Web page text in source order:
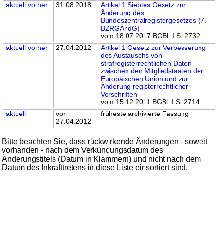
aktuell vorher 31.08.2018
Artikel 1 Siebtes Gesetz zur
Änderung des
Bundeszentralregistergesetzes (7.
BZRGÄndG)
vom 18.07.2017 BGBl. I S. 2732
aktuell vorher 27.04.2012
Artikel 1 Gesetz zur Verbesserung
des Austauschs von
strafregisterrechtlichen Daten
zwischen den Mitgliedstaaten der
Europäischen Union und zur
Änderung registerrechtlicher
Vorschriften
vom 15.12.2011 BGBl. I S. 2714
aktuell
vor
27.04.2012
früheste archivierte Fassung
Bitte beachten Sie, dass rückwirkende Änderungen - soweit
vorhanden - nach dem Verkündungsdatum des
Änderungstitels (Datum in Klammern) und nicht nach dem
Datum des Inkrafttretens in diese Liste einsortiert sind.